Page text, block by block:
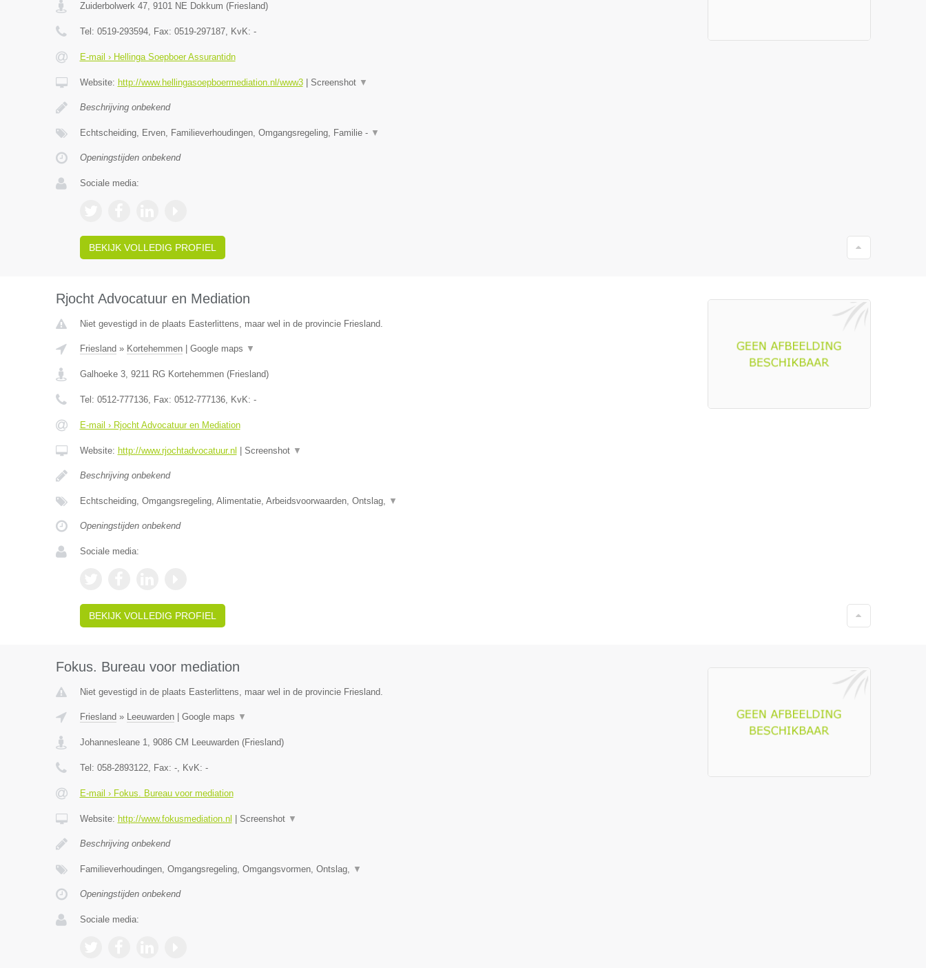
Zuiderbolwerk 47, 9101 NE Dokkum (Friesland)
Tel: 0519-293594, Fax: 0519-297187, KvK: -
E-mail › Hellinga Soepboer Assurantidn
Website: http://www.hellingasoepboermediation.nl/www3| Screenshot ▼
Beschrijving onbekend
Echtscheiding, Erven, Familieverhoudingen, Omgangsregeling, Familie - ▼
Openingstijden onbekend
Sociale media:
BEKIJK VOLLEDIG PROFIEL
Rjocht Advocatuur en Mediation
Niet gevestigd in de plaats Easterlittens, maar wel in de provincie Friesland.
Friesland » Kortehemmen| Google maps ▼
Galhoeke 3, 9211 RG Kortehemmen(Friesland)
Tel: 0512-777136, Fax: 0512-777136, KvK: -
E-mail › Rjocht Advocatuur en Mediation
Website: http://www.rjochtadvocatuur.nl Screenshot ▼
Beschrijving onbekend
Echtscheiding, Omgangsregeling, Alimentatie, Arbeidsvoorwaarden, Ontslag, ▼
Openingstijden onbekend
Sociale media:
BEKIJK VOLLEDIG PROFIEL
Fokus. Bureau voor mediation
Niet gevestigd in de plaats Easterlittens, maar wel in de provincie Friesland.
Friesland » Leeuwarden| Google maps ▼
Johannesleane 1, 9086 CM Leeuwarden(Friesland)
Tel: 058-2893122, Fax: -, KvK: -
E-mail › Fokus. Bureau voor mediation
Website: http://www.fokusmediation.nl Screenshot ▼
Beschrijving onbekend
Familieverhoudingen, Omgangsregeling, Omgangsvormen, Ontslag, ▼
Openingstijden onbekend
Sociale media: